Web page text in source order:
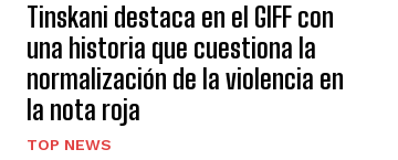
Tinskani destaca en el GIFF con
una historia que cuestiona la
normalización de la violencia en
la nota roja
TOP NEWS